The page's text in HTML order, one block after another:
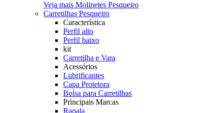
Veja mais Molinetes Pesqueiro
Carretilhas Pesqueiro
Característica
Perfil alto
Perfil baixo
kit
Carretilha e Vara
Acessórios
Lubrificantes
Capa Protetora
Bolsa para Carretilhas
Principais Marcas
Rapala